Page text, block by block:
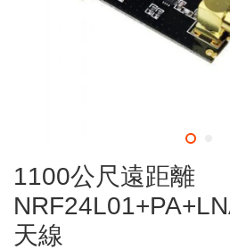
1100公尺遠距離
天線